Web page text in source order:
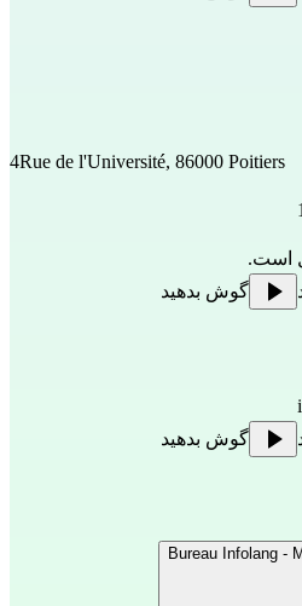
4Rue de l'Université, 86000 Poitiers
است.
گوش بدهید
گوش بدهید
Bureau Infolang -